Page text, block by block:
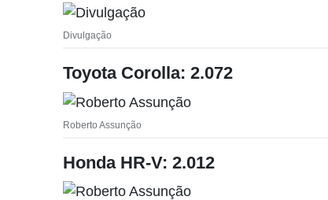
Divulgação
Toyota Corolla: 2.072
Roberto Assunção
Honda HR-V: 2.012